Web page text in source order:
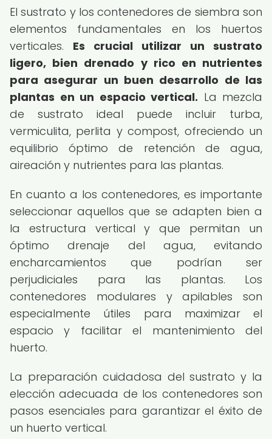
El sustrato y los contenedores de siembra son
elementos fundamentales en los huertos
verticales. Es crucial utilizar un sustrato
ligero, bien drenado y rico en nutrientes
para asegurar un buen desarrollo de las
plantas en un espacio vertical. La mezcla
de sustrato ideal puede incluir turba,
vermiculita, perlita y compost, ofreciendo un
equilibrio óptimo de retención de agua,
aireación y nutrientes para las plantas.
En cuanto a los contenedores, es importante
seleccionar aquellos que se adapten bien a
la estructura vertical y que permitan un
óptimo drenaje del agua, evitando
encharcamientos que podrían ser
perjudiciales para las plantas. Los
contenedores modulares y apilables son
especialmente útiles para maximizar el
espacio y facilitar el mantenimiento del
huerto.
La preparación cuidadosa del sustrato y la
elección adecuada de los contenedores son
pasos esenciales para garantizar el éxito de
un huerto vertical.